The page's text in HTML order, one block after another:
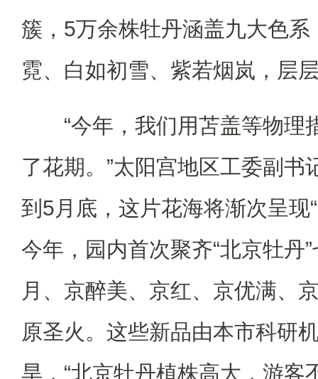
簇，5万余株牡丹涵盖九大色
霓、白如初雪、紫若烟岚，层
“今年，我们用苫盖等物理
了花期。”太阳宫地区工委副书
到5月底，这片花海将渐次呈现
今年，园内首次聚齐“北京牡
月、京醉美、京红、京优满、
原圣火。这些新品由本市科研
旱，“北京牡丹植株高大，游客